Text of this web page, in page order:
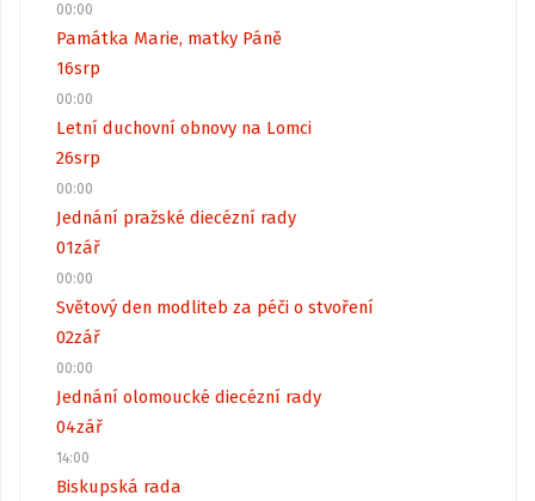
00:00
Památka Marie, matky Páně
16srp
00:00
Letní duchovní obnovy na Lomci
26srp
00:00
Jednání pražské diecézní rady
01zář
00:00
Světový den modliteb za péči o stvoření
02zář
00:00
Jednání olomoucké diecézní rady
04zář
14:00
Biskupská rada